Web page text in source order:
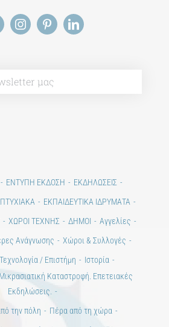
ΕΝΤΥΠΗ ΕΚΔΟΣΗ
ΕΚΔΗΛΩΣΕΙΣ
ΕΚΠΑΙΔΕΥΤΙΚΑ ΙΔΡΥΜΑΤΑ
ΧΩΡΟΙ ΤΕΧΝΗΣ ΔΗΜΟΙ
Αγγελίες
Ανάγνωσης
Χώροι & Συλλογές
Τεχνολογία / Επιστήμη
Καταστροφή. Επετειακές